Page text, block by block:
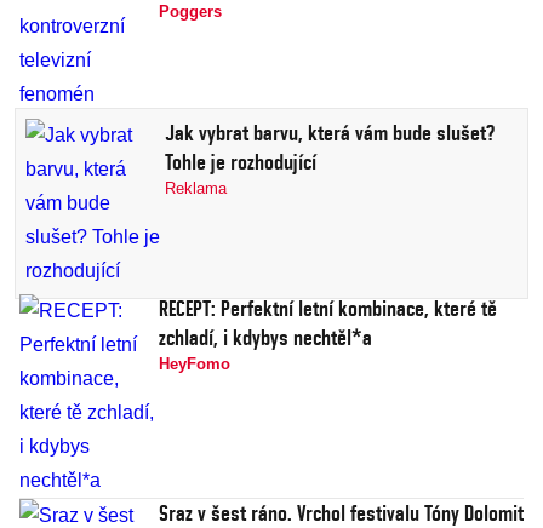
Poggers
Jak vybrat barvu, která vám bude slušet?
Tohle je rozhodující
Reklama
RECEPT: Perfektní letní kombinace, které tě
zchladí, i kdybys nechtěl*a
HeyFomo
Sraz v šest ráno. Vrchol festivalu Tóny Dolomit